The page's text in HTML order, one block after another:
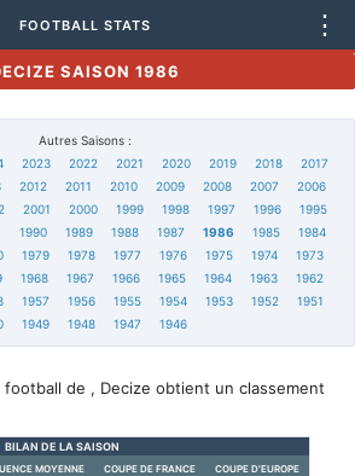
FOOTBALL STATS ⋮
SAISON 1986
Autres Saisons :
2023 2022 2021 2020 2019 2018
2017
2012 2011 2010 2009 2008 2007
2006
2001 2000 1999 1998 1997 1996
1995
1990 1989 1988 1987 1986 1985
1984
1979 1978 1977 1976 1975 1974
1973
1968 1967 1966 1965 1964 1963
1962
1957 1956 1955 1954 1953 1952
1951
1949 1948 1947 1946
football de , Decize obtient un classement
BILAN DE LA SAISON
MOYENNE COUPE DE FRANCE COUPE D'EUROPE